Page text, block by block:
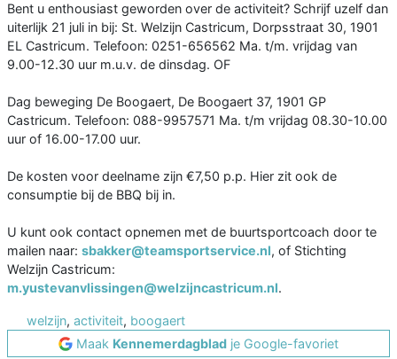
Bent u enthousiast geworden over de activiteit? Schrijf uzelf dan
uiterlijk 21 juli in bij: St. Welzijn Castricum, Dorpsstraat 30, 1901
EL Castricum. Telefoon: 0251-656562 Ma. t/m. vrijdag van
9.00-12.30 uur m.u.v. de dinsdag. OF
Dag beweging De Boogaert, De Boogaert 37, 1901 GP
Castricum. Telefoon: 088-9957571 Ma. t/m vrijdag 08.30-10.00
uur of 16.00-17.00 uur.
De kosten voor deelname zijn €7,50 p.p. Hier zit ook de
consumptie bij de BBQ bij in.
U kunt ook contact opnemen met de buurtsportcoach door te
mailen naar: sbakker@teamsportservice.nl, of Stichting
Welzijn Castricum:
m.yustevanvlissingen@welzijncastricum.nl.
welzijn, activiteit, boogaert
Maak Kennemerdagblad je Google-favoriet